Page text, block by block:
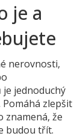
je a
nerovnosti,
jednoduchý
zlepšit
znamená, že
budou třít.